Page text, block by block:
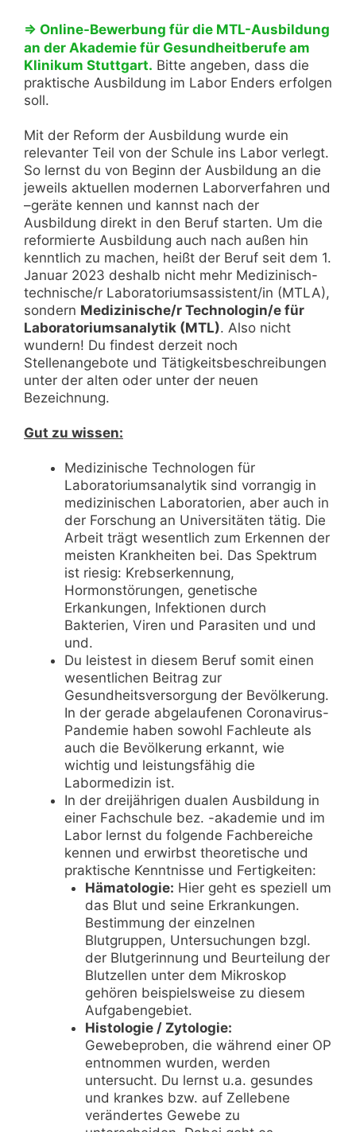
⇒ Online-Bewerbung für die MTL-Ausbildung
an der Akademie für Gesundheitberufe am
Klinikum Stuttgart. Bitte angeben, dass die
praktische Ausbildung im Labor Enders erfolgen
soll.
Mit der Reform der Ausbildung wurde ein
relevanter Teil von der Schule ins Labor verlegt.
So lernst du von Beginn der Ausbildung an die
jeweils aktuellen modernen Laborverfahren und
–geräte kennen und kannst nach der
Ausbildung direkt in den Beruf starten. Um die
reformierte Ausbildung auch nach außen hin
kenntlich zu machen, heißt der Beruf seit dem 1.
Januar 2023 deshalb nicht mehr Medizinisch-
technische/r Laboratoriumsassistent/in (MTLA),
sondern Medizinische/r Technologin/e für
Laboratoriumsanalytik (MTL). Also nicht
wundern! Du findest derzeit noch
Stellenangebote und Tätigkeitsbeschreibungen
unter der alten oder unter der neuen
Bezeichnung.
Gut zu wissen:
Medizinische Technologen für
Laboratoriumsanalytik sind vorrangig in
medizinischen Laboratorien, aber auch in
der Forschung an Universitäten tätig. Die
Arbeit trägt wesentlich zum Erkennen der
meisten Krankheiten bei. Das Spektrum
ist riesig: Krebserkennung,
Hormonstörungen, genetische
Erkankungen, Infektionen durch
Bakterien, Viren und Parasiten und und
und.
Du leistest in diesem Beruf somit einen
wesentlichen Beitrag zur
Gesundheitsversorgung der Bevölkerung.
In der gerade abgelaufenen Coronavirus-
Pandemie haben sowohl Fachleute als
auch die Bevölkerung erkannt, wie
wichtig und leistungsfähig die
Labormedizin ist.
In der dreijährigen dualen Ausbildung in
einer Fachschule bez. -akademie und im
Labor lernst du folgende Fachbereiche
kennen und erwirbst theoretische und
praktische Kenntnisse und Fertigkeiten:
Hämatologie: Hier geht es speziell um
das Blut und seine Erkrankungen.
Bestimmung der einzelnen
Blutgruppen, Untersuchungen bzgl.
der Blutgerinnung und Beurteilung der
Blutzellen unter dem Mikroskop
gehören beispielsweise zu diesem
Aufgabengebiet.
Histologie / Zytologie:
Gewebeproben, die während einer OP
entnommen wurden, werden
untersucht. Du lernst u.a. gesundes
und krankes bzw. auf Zellebene
verändertes Gewebe zu